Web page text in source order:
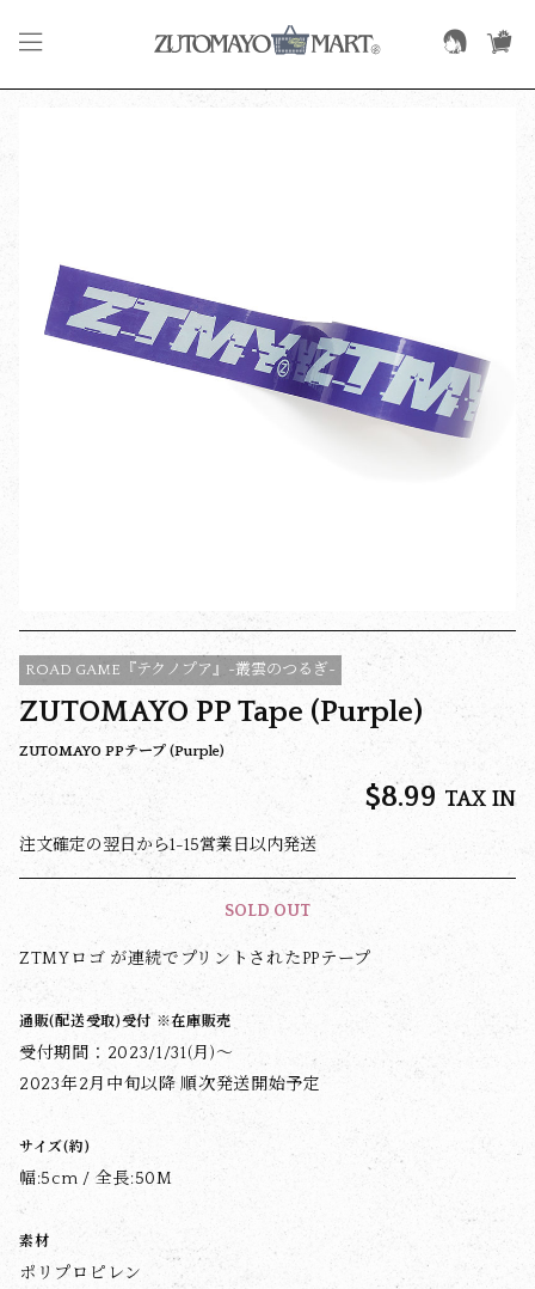
ROAD GAME『テクノプア』~叢雲のつるぎ~
ZUTOMAYO PP Tape (Purple)
ZUTOMAYO PPテープ (Purple)
$‌8.99 TAX IN
注文確定の翌日から1-15営業日以内発送
SOLD OUT
ZTMYロゴ が連続でプリントされたPPテープ
通販(配送受取)受付 ※在庫販売
受付期間：2023/1/31(月)〜
2023年2月中旬以降 順次発送開始予定
サイズ(約)
幅:5cm / 全長:50M
素材
ポリプロピレン